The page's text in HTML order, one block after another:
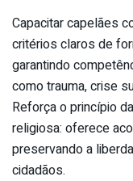
Capacitar capelães
critérios claros de
garantindo
como trauma, crise
Reforça o princípio
religiosa: oferece
preservando a
cidadãos.